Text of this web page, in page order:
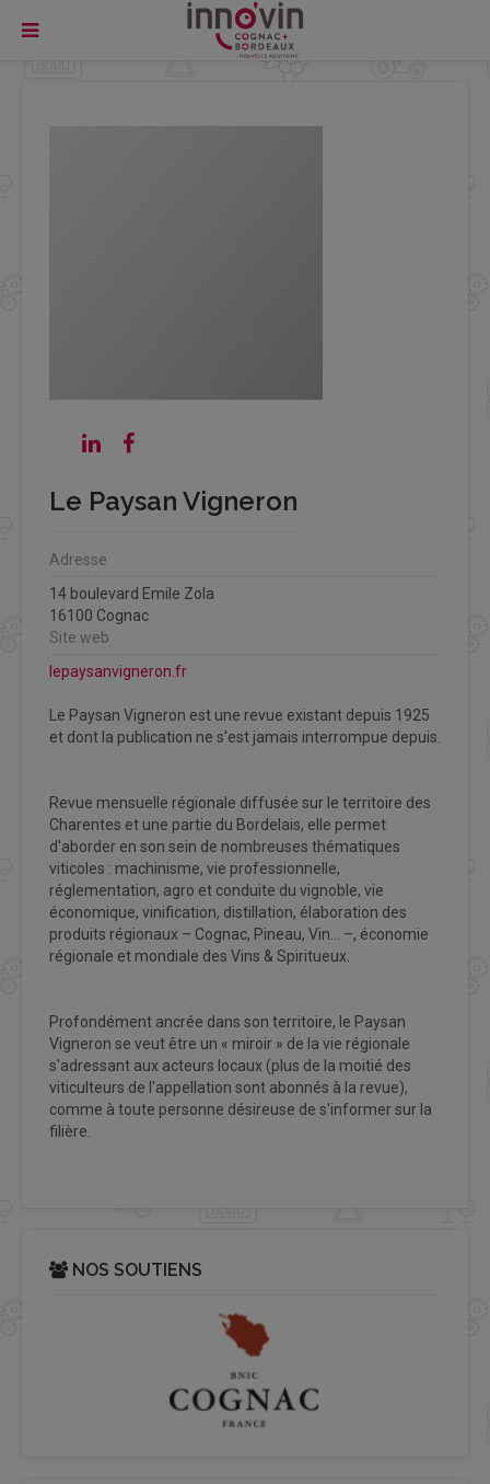
Le Paysan Vigneron
Adresse
14 boulevard Emile Zola
16100 Cognac
Site web
lepaysanvigneron.fr
Le Paysan Vigneron est une revue existant depuis 1925
et dont la publication ne s'est jamais interrompue depuis.
Revue mensuelle régionale diffusée sur le territoire des
Charentes et une partie du Bordelais, elle permet
d'aborder en son sein de nombreuses thématiques
viticoles : machinisme, vie professionnelle,
réglementation, agro et conduite du vignoble, vie
économique, vinification, distillation, élaboration des
produits régionaux – Cognac, Pineau, Vin... –, économie
régionale et mondiale des Vins & Spiritueux.
Profondément ancrée dans son territoire, le Paysan
Vigneron se veut être un « miroir » de la vie régionale
s'adressant aux acteurs locaux (plus de la moitié des
viticulteurs de l'appellation sont abonnés à la revue),
comme à toute personne désireuse de s'informer sur la
filière.
NOS SOUTIENS